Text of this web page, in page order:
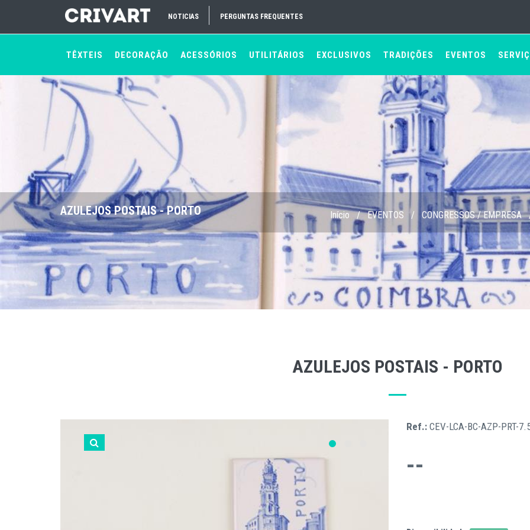
NOTICIAS PERGUNTAS FREQUENTES
TÊXTEIS DECORAÇÃO ACESSÓRIOS UTILITÁRIOS EXCLUSIVOS TRADIÇÕES EVENTOS
AZULEJOS POSTAIS - PORTO Início / EVENTOS / CONGRESSOS / EMPRESA
AZULEJOS POSTAIS - PORTO
Ref.: CEV-LCA-BC-AZP-PRT-
--